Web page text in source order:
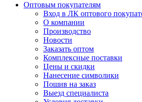
Оптовым покупателям
Вход в ЛК оптового
О компании
Производство
Новости
Заказать оптом
Комплексные поставки
Цены и скидки
Нанесение символики
Пошив на заказ
Выезд специалиста